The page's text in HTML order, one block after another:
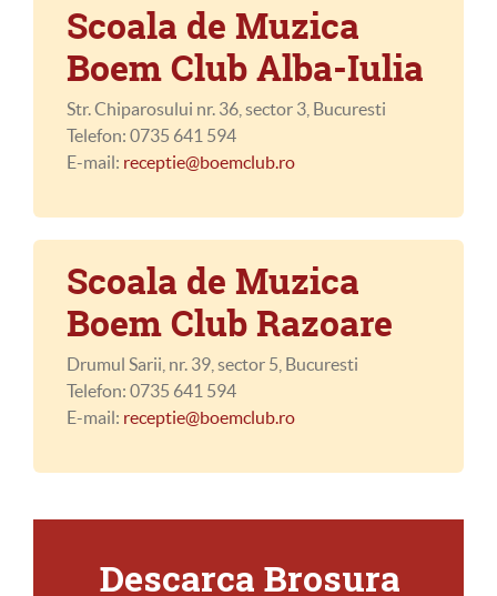
Scoala de Muzica
Boem Club Alba-Iulia
Str. Chiparosului nr. 36, sector 3, Bucuresti
Telefon: 0735 641 594
E-mail: receptie@boemclub.ro
Scoala de Muzica
Boem Club Razoare
Drumul Sarii, nr. 39, sector 5, Bucuresti
Telefon: 0735 641 594
E-mail: receptie@boemclub.ro
Descarca Brosura